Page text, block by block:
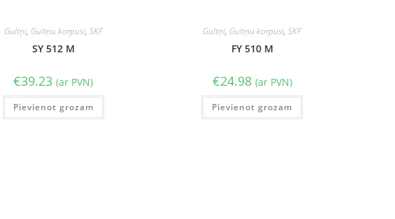
Gultņi, Gultņu korpusi, SKF
SY 512 M
€39.23 (ar PVN)
Pievienot grozam
Gultņi, Gultņu korpusi,SKF
FY 510 M
€24.98 (ar PVN)
Pievienot grozam